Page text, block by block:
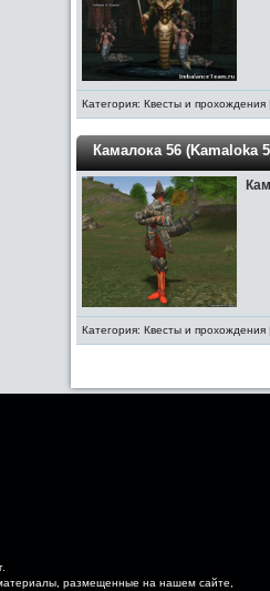
Категория: Квесты и
Камалока 56 (Kamaloka
Категория: Квесты и
размещенные на нашем сайте,